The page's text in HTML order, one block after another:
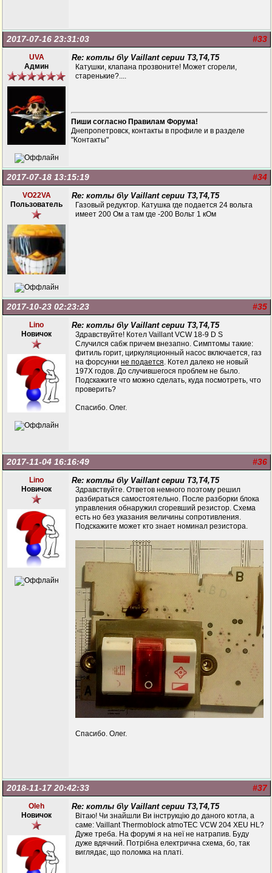
#33
2017-07-16 23:31:03
UVA
Админ
Re: котлы б\у Vaillant серии Т3,Т4,Т5
Катушки, клапана прозвоните! Может сгорели,
старенькие?....
Пиши согласно Правилам Форума!
Днепропетровск, контакты в профиле и в разделе
"Контакты"
#34
2017-07-18 13:15:19
VO22VA
Пользователь
Re: котлы б\у Vaillant серии Т3,Т4,Т5
Газовый редуктор. Катушка где подается 24 вольта
имеет 200 Ом а там где -200 Вольт 1 кОм
#35
2017-10-23 02:23:23
Lino
Новичок
Re: котлы б\у Vaillant серии Т3,Т4,Т5
Здравствуйте! Котел Vaillant VCW 18-9 D S
Случился сабж причем внезапно. Симптомы такие:
фитиль горит, циркуляционный насос включается, газ
на форсунки не подается. Котел далеко не новый
197Х годов. До случившегося проблем не было.
Подскажите что можно сделать, куда посмотреть, что
проверить?
Спасибо. Олег.
#36
2017-11-04 16:16:49
Lino
Новичок
Re: котлы б\у Vaillant серии Т3,Т4,Т5
Здравствуйте. Ответов немного поэтому решил
разбираться самостоятельно. После разборки блока
управления обнаружил сгоревший резистор. Схема
есть но без указания величины сопротивления.
Подскажите может кто знает номинал резистора.
Спасибо. Олег.
#37
2018-11-17 20:42:33
Oleh
Новичок
Re: котлы б\у Vaillant серии Т3,Т4,Т5
Вітаю! Чи знайшли Ви інструкцію до даного котла, а
саме: Vaillant Thermoblock atmoTEC VCW 204 XEU HL?
Дуже треба. На форумі я на неї не натрапив. Буду
дуже вдячний. Потрібна електрична схема, бо, так
виглядає, що поломка на платі.